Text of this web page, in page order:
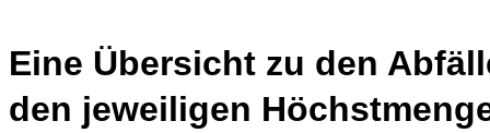
Eine Übersicht zu den
den jeweiligen